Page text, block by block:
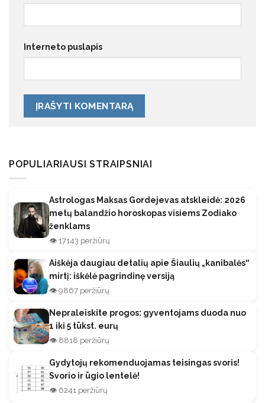
Interneto puslapis
POPULIARIAUSI STRAIPSNIAI
Astrologas Maksas Gordejevas atskleidė: 2026
metų balandžio horoskopas visiems Zodiako
ženklams
👁️ 17143 peržiūrų
Aiškėja daugiau detalių apie Šiaulių „kanibalės“
mirtį: iškėlė pagrindinę versiją
👁️ 9867 peržiūrų
Nepraleiskite progos: gyventojams duoda nuo
1 iki 5 tūkst. eurų
👁️ 8818 peržiūrų
Gydytojų rekomenduojamas teisingas svoris!
Svorio ir ūgio lentelė!
👁️ 6241 peržiūrų